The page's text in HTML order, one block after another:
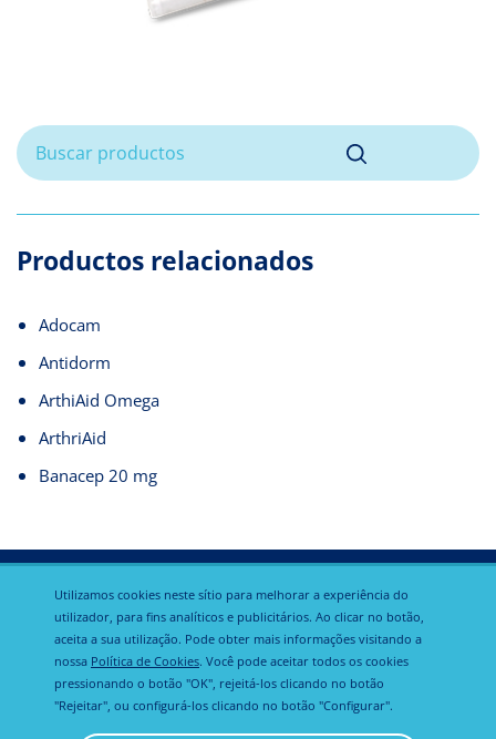
Productos relacionados
Adocam
Antidorm
ArthiAid Omega
ArthriAid
Banacep 20 mg
Calier Global Aviso legal
Política de
privacidade
Utilizamos cookies neste sítio para melhorar a experiência do
utilizador, para fins analíticos e publicitários. Ao clicar no botão,
aceita a sua utilização. Pode obter mais informações visitando a
nossa Política de Cookies. Você pode aceitar todos os cookies
pressionando o botão "OK", rejeitá-los clicando no botão
"Rejeitar", ou configurá-los clicando no botão "Configurar".